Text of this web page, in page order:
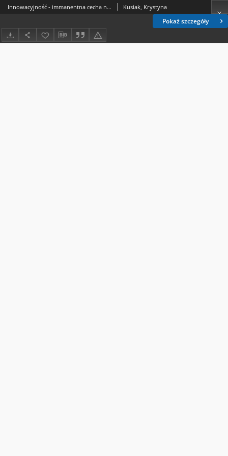
Pokaż szczegóły
Innowacyjność - immanentna cecha nauczycielskiego profesjonalizmu Kusiak, Krystyna